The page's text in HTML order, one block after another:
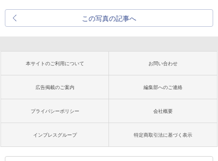
この写真の記事へ
本サイトのご利用について お問い合わせ
広告掲載のご案内 編集部へのご連絡
プライバシーポリシー 会社概要
インプレスグループ 特定商取引法に基づく表示